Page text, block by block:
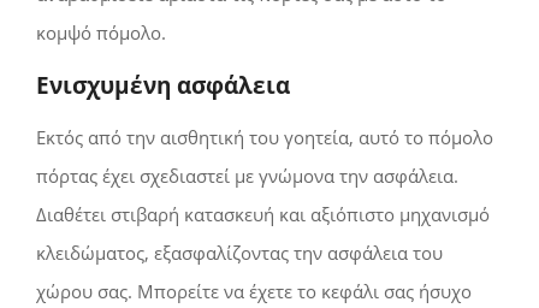
κομψό πόμολο.
Ενισχυμένη ασφάλεια
Εκτός από την αισθητική του γοητεία, αυτό το πόμολο
πόρτας έχει σχεδιαστεί με γνώμονα την ασφάλεια.
Διαθέτει στιβαρή κατασκευή και αξιόπιστο μηχανισμό
κλειδώματος, εξασφαλίζοντας την ασφάλεια του
χώρου σας. Μπορείτε να έχετε το κεφάλι σας ήσυχο